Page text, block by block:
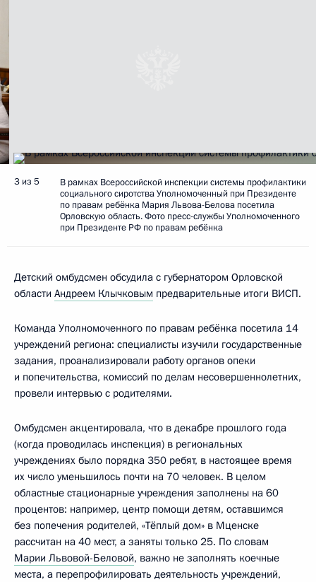
3 из 5
В рамках Всероссийской инспекции системы профилактики
социального сиротства Уполномоченный при Президенте
по правам ребёнка Мария Львова-Белова посетила
Орловскую область. Фото пресс-службы Уполномоченного
при Президенте РФ по правам ребёнка
Детский омбудсмен обсудила с губернатором Орловской
области Андреем Клычковым предварительные итоги ВИСП.
Команда Уполномоченного по правам ребёнка посетила 14
учреждений региона: специалисты изучили государственные
задания, проанализировали работу органов опеки
и попечительства, комиссий по делам несовершеннолетних,
провели интервью с родителями.
Омбудсмен акцентировала, что в декабре прошлого года
(когда проводилась инспекция) в региональных
учреждениях было порядка 350 ребят, в настоящее время
их число уменьшилось почти на 70 человек. В целом
областные стационарные учреждения заполнены на 60
процентов: например, центр помощи детям, оставшимся
без попечения родителей, «Тёплый дом» в Мценске
рассчитан на 40 мест, а заняты только 25. По словам
Марии Львовой-Беловой, важно не заполнять коечные
места, а перепрофилировать деятельность учреждений,